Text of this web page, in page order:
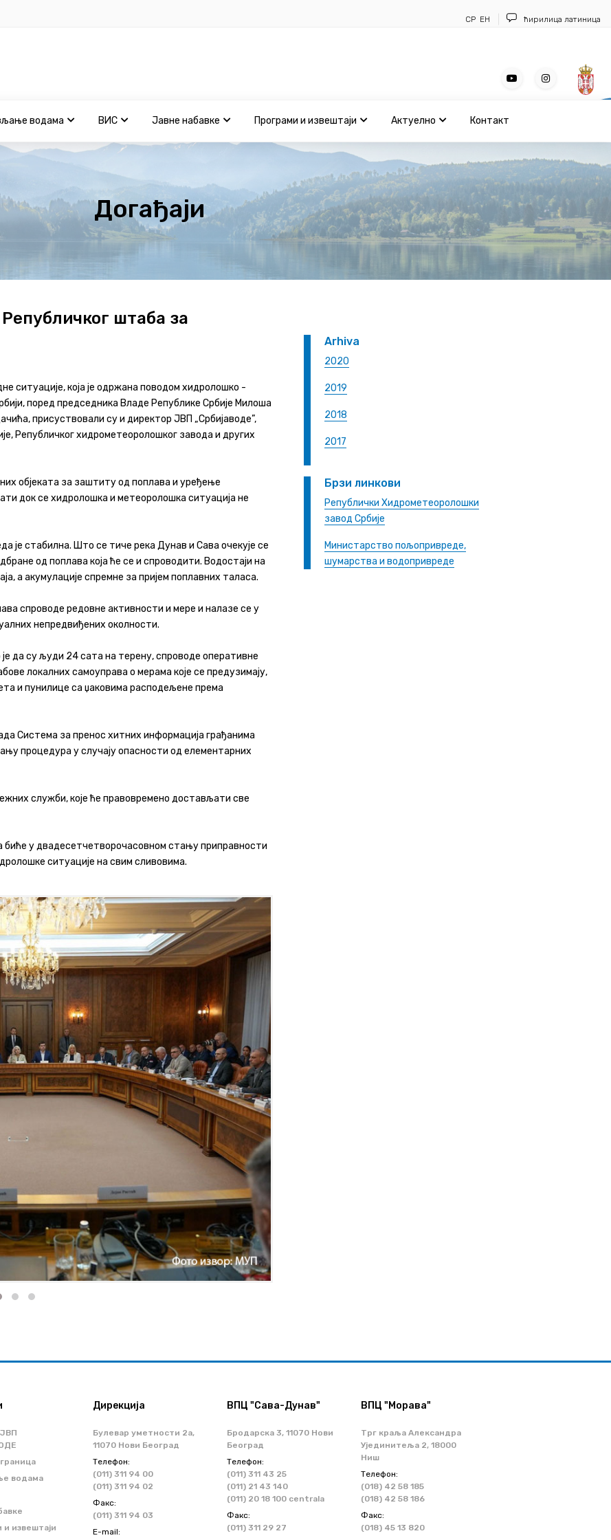
СР ЕН ћирилица латиница
водама ВИС Јавне набавке Програми и извештаји Актуелно Контакт
Догађаји
штаба за
ситуације, која је одржана поводом хидролошко -
поред председника Владе Републике Србије Милоша
присуствовали су и директор ЈВП „Србијаводе”,
Републичког хидрометеоролошког завода и других
објеката за заштиту од поплава и уређење
док се хидролошка и метеоролошка ситуација не
је стабилна. Што се тиче река Дунав и Сава очекује се
од поплава која ће се и спроводити. Водостаји на
а акумулације спремне за пријем поплавних таласа.
спроводе редовне активности и мере и налазе се у
непредвиђених околности.
да су људи 24 сата на терену, спроводе оперативне
локалних самоуправа о мерама које се предузимају,
и пунилице са џаковима расподељене према
Система за пренос хитних информација грађанима
процедура у случају опасности од елементарних
служби, које ће правовремено достављати све
у двадесетчетворочасовном стању приправности
ситуације на свим сливовима.
Arhiva
2020
2019
2018
2017
Брзи линкови
Републички Хидрометеоролошки
завод Србије
Министарство пољопривреде,
шумарства и водопривреде
водама
и извештаји
Дирекција
Булевар уметности 2a,
11070 Нови Београд
Телефон:
(011) 311 94 00
(011) 311 94 02
Факс:
(011) 311 94 03
Е-mail:
ВПЦ "Сава-Дунав"
Бродарска 3, 11070 Нови
Београд
Телефон:
(011) 311 43 25
(011) 21 43 140
(011) 20 18 100 centrala
Факс:
(011) 311 29 27
ВПЦ "Морава"
Трг краља Александра
Ујединитеља 2, 18000
Ниш
Телефон:
(018) 42 58 185
(018) 42 58 186
Факс:
(018) 45 13 820